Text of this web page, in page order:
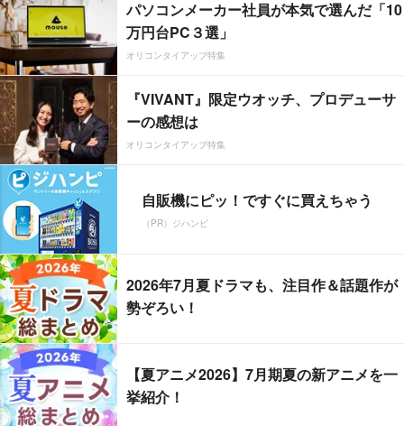
パソコンメーカー社員が本気で選んだ「10
万円台PC３選」
オリコンタイアップ特集
『VIVANT』限定ウオッチ、プロデューサ
ーの感想は
オリコンタイアップ特集
自販機にピッ！ですぐに買えちゃう
（PR）ジハンピ
2026年7月夏ドラマも、注目作＆話題作が
勢ぞろい！
【夏アニメ2026】7月期夏の新アニメを一
挙紹介！